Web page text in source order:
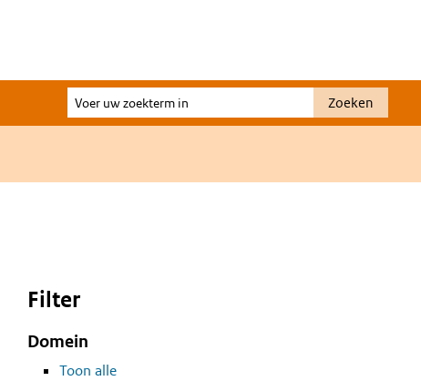
Voer
uw
Zoeken
Filter
Domein
Toon alle